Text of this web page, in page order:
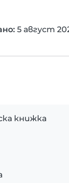
5 август
книжка